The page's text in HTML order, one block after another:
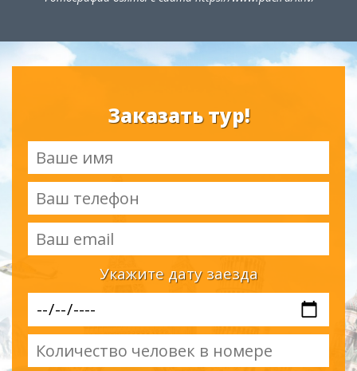
Заказать тур!
Укажите дату заезда